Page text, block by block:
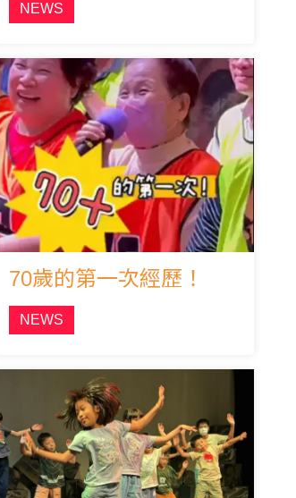
NEWS
70歲的第一次經歷！
NEWS